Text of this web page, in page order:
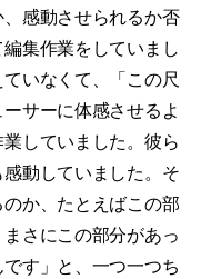
感動させられるか否
集作業をしていまし
いなくて、「この尺
サーに体感させるよ
していました。彼ら
動していました。そ
か、たとえばこの部
さにこの部分があっ
す」と、一つ一つち